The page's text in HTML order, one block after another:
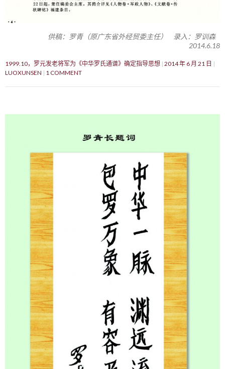
供稿：罗青（原广东省外经贸委主任） 录入：罗训森
2014.6.18
1999.10，罗元发老将军为《中华罗氏通谱》确定指导思想 2014 年 6 月 21 日
LUOXUNSEN
1 COMMENT